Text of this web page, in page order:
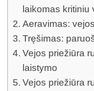
laikomas kritiniu
Aeravimas:
Tręšimas:
Vejos priežiūra
laistymo
Vejos priežiūra